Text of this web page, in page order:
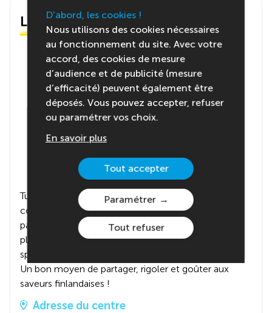
Le centre
Tu seras hébergé(e) en auberges de jeunesse,
confortables et conviviales. Chaque participant
participera à l’élaboration des repas, alternant entre
plats préparés en groupe et découvertes de
spécialités locales dans des restaurants typiques 🍽️.
Un bon moyen de partager, rigoler et goûter aux
saveurs finlandaises !
Adresse du centre
D'abord, les cookies !
Nous utilisons des cookies nécessaires
au fonctionnement du site. Avec votre
accord, des cookies de mesure
d’audience et de publicité (mesure
d’efficacité) peuvent également être
déposés. Vous pouvez accepter, refuser
ou paramétrer vos choix.
En savoir plus
Tout accepter
Paramétrer
Tout refuser